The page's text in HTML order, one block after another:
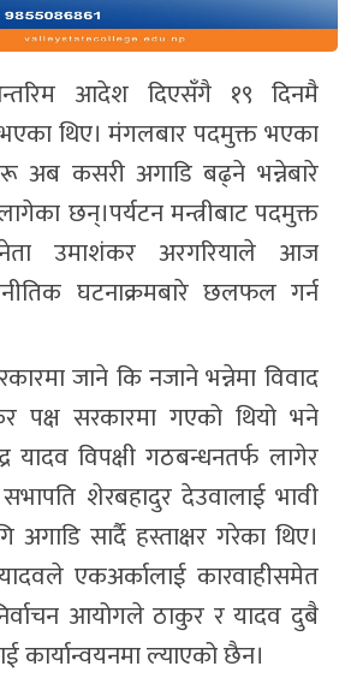
आदेश दिएसँगै १९ दिनमै
थिए। मंगलबार पदमुक्त भएका
अब कसरी अगाडि बढ्ने भन्नेबारे
छन्।पर्यटन मन्त्रीबाट पदमुक्त
उमाशंकर अरगरियाले आज
घटनाक्रमबारे छलफल गर्न
जाने कि नजाने भन्नेमा विवाद
पक्ष सरकारमा गएको थियो भने
यादव विपक्षी गठबन्धनतर्फ लागेर
शेरबहादुर देउवालाई भावी
अगाडि सार्दै हस्ताक्षर गरेका थिए।
एकअर्कालाई कारवाहीसमेत
आयोगले ठाकुर र यादव दुबै
कार्यान्वयनमा ल्याएको छैन।